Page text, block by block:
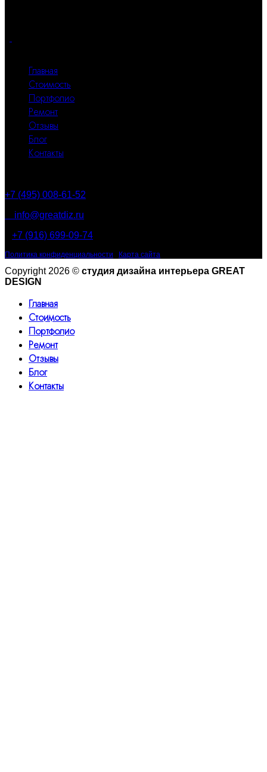
Главная
Стоимость
Портфолио
Ремонт
Отзывы
Блог
Контакты
+7 (495) 008-61-52
info@greatdiz.ru
+7 (916) 699-09-74
Политика конфиденциальности Карта сайта
Copyright 2026 © студия дизайна интерьера GREAT
DESIGN
Главная
Стоимость
Портфолио
Ремонт
Отзывы
Блог
Контакты